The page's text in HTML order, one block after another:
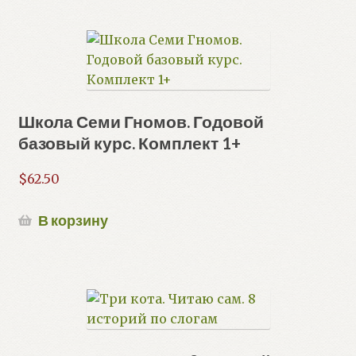
Школа Семи Гномов. Годовой
базовый курс. Комплект 1+
$62.50
В корзину